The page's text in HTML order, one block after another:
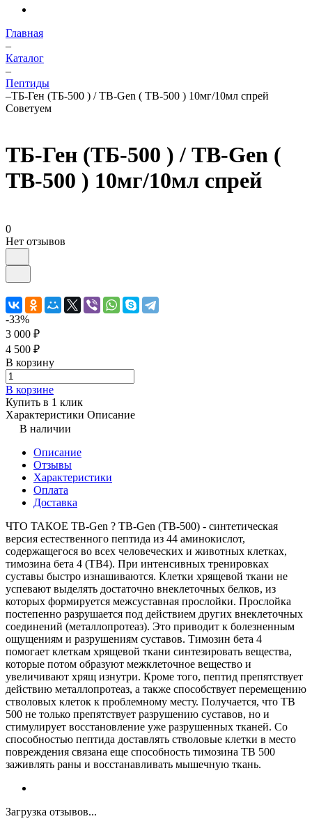
Главная
–
Каталог
–
Пептиды
–ТБ-Ген (ТБ-500 ) / TB-Gen ( TB-500 ) 10мг/10мл спрей
Советуем
ТБ-Ген (ТБ-500 ) / TB-Gen (
TB-500 ) 10мг/10мл спрей
0
Нет отзывов
-33%
3 000 ₽
4 500 ₽
В корзину
В корзине
Купить в 1 клик
Характеристики Описание
В наличии
Описание
Отзывы
Характеристики
Оплата
Доставка
ЧТО ТАКОЕ TB-Gen ? TB-Gen (TB-500) - синтетическая
версия естественного пептида из 44 аминокислот,
содержащегося во всех человеческих и животных клетках,
тимозина бета 4 (TB4). При интенсивных тренировках
суставы быстро изнашиваются. Клетки хрящевой ткани не
успевают выделять достаточно внеклеточных белков, из
которых формируется межсуставная прослойки. Прослойка
постепенно разрушается под действием других внеклеточных
соединений (металлопротеаз). Это приводит к болезненным
ощущениям и разрушениям суставов. Тимозин бета 4
помогает клеткам хрящевой ткани синтезировать вещества,
которые потом образуют межклеточное вещество и
увеличивают хрящ изнутри. Кроме того, пептид препятствует
действию металлопротеаз, а также способствует перемещению
стволовых клеток к проблемному месту. Получается, что TB
500 не только препятствует разрушению суставов, но и
стимулирует восстановление уже разрушенных тканей. Со
способностью пептида доставлять стволовые клетки в место
повреждения связана еще способность тимозина TB 500
заживлять раны и восстанавливать мышечную ткань.
Загрузка отзывов...